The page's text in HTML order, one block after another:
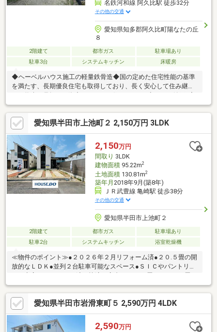
名鉄河和線 阿久比駅 徒歩32分
その他の交通
愛知県知多郡阿久比町陽なたの丘
８
2階建て 都市ガス
駐車場あり
駐車3台
システムキッチン 床暖房
◆ヘーベルハウス施工の軽量鉄骨造◆国の定めた住宅性能の基準
を満たす、長期優良住宅も取得しており、長く安心して住み継げ
+書斎+WIC◆建物面積147平米の収納豊富なお家です♪全居室収納
に加え、納戸やWICも完備！大家族でも安心の収納力です！◆
広々80坪以上の土地◆ガーデニングや家庭菜園も楽しめる、ゆと
りのある広さです！◆南側庭有！陽当り良好◆広々とした南側の
お庭では、お洗濯物干しのスペースや、お子様の遊び場等、多用
途にお使いいただけます♪◆北西角地◆開放感があり、採光・通
風良好です！
愛知県半田市上池町２ 2,150万円 3LDK
2,150万円
間取り 3LDK
建物面積95.22m2
土地面積130.81m2
築年月 2018年9月(築8年)
ＪＲ武豊線 亀崎駅 徒歩38分
その他の交通
愛知県半田市上池町２
2階建て 都市ガス
駐車場あり
駐車2台
システムキッチン 浴室乾燥機
≪物件のポイント≫●２０２６年２月リフォーム済●２０.５畳の開
放的なＬＤＫ●並列２台駐車可能なスペース●ＳＩＣやパントリー
ーナーが魅力です。 ≪周辺環境のポイント≫●緑豊かで閑静な落
ち着いた街●周辺の交通量が少なめで安心●横川小学校まで徒歩１
５分 ＊交通量が少なく静かな住環境。緑豊かでおだやかに暮らせ
るエリアです。
愛知県半田市岩滑東町５ 2,590万円 4LDK
2,590万円